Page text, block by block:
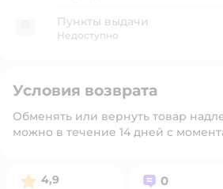
Пункты выдачи
Недоступно
Условия возврата
Обменять или вернуть товар
можно в течение 14 дней с
Рейтинг:
4,9 Вопросов:
0